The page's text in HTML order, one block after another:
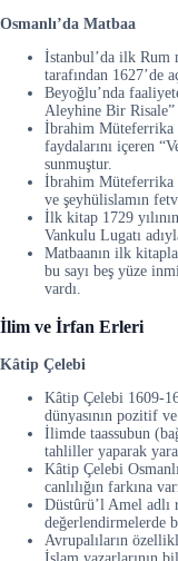
Osmanlı’da Matbaa
İstanbul’da ilk Rum
tarafından 1627’de
Beyoğlu’nda
Aleyhine Bir Risale”
İbrahim Müteferrika
faydalarını içeren
sunmuştur.
İbrahim Müteferrika
ve şeyhülislamın
İlk kitap 1729
Vankulu Lugatı
Matbaanın ilk
bu sayı beş yüze
vardı.
İlim ve İrfan Erleri
Kâtip Çelebi
Kâtip Çelebi 1609-
dünyasının pozitif
İlimde taassubun
tahliller yaparak
Kâtip Çelebi
canlılığın farkına
Düstûrü’l Amel adlı
değerlendirmelerde
Avrupalıların